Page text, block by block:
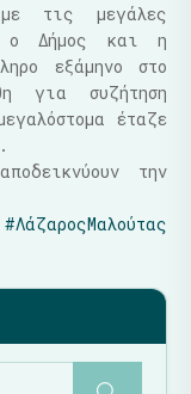
τις μεγάλες
ο Δήμος και η
εξάμηνο στο
για συζήτηση
έταζε
την
#ΛάζαροςΜαλούτας